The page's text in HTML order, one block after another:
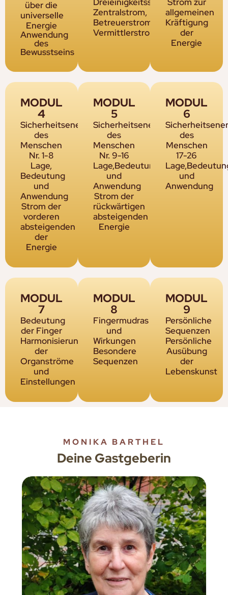
über die
universelle
Energie
Anwendung
des
Bewusstseins
Zentralstrom,
Betreuerstrom,
Vermittlerstrom
allgemeinen
Kräftigung
der
Energie
MODUL
4
Sicherheitsenergieschlösser
des
Menschen
Nr. 1-8
Lage,
Bedeutung
und
Anwendung
Strom der
vorderen
absteigenden
der
Energie
MODUL
5
Sicherheitsenergieschlösser
des
Menschen
Nr. 9-16
Lage,Bedeutung
und
Anwendung
Strom der
rückwärtigen
absteigenden
Energie
MODUL
6
des
Menschen
17-26
und
Anwendung
MODUL
7
Bedeutung
der Finger
Harmonisierung
der
Organströme
und
Einstellungen
MODUL
8
Fingermudras
und
Wirkungen
Besondere
Sequenzen
MODUL
9
Persönliche
Sequenzen
Persönliche
Ausübung
der
Lebenskunst
MONIKA BARTHEL
Deine Gastgeberin